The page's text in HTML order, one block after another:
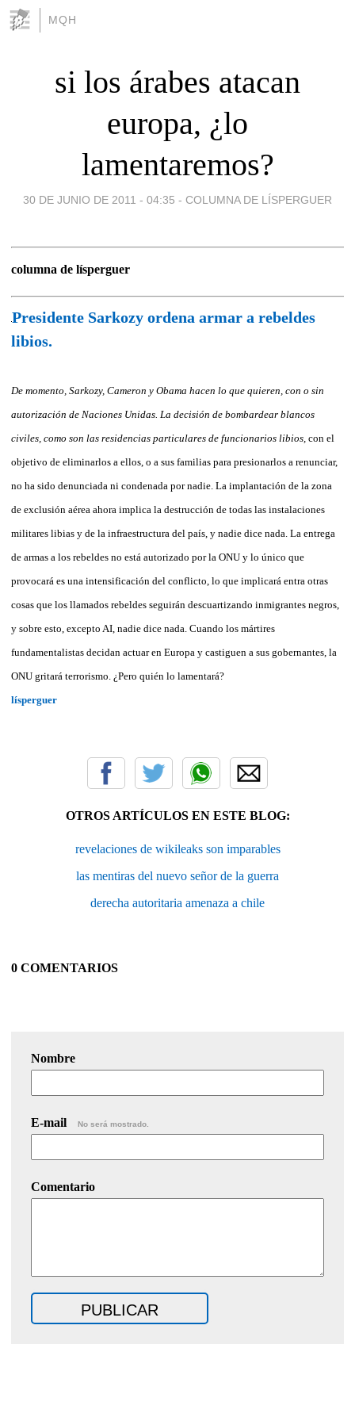
MQH
si los árabes atacan
europa, ¿lo
lamentaremos?
30 DE JUNIO DE 2011 - 04:35 - COLUMNA DE LÍSPERGUER
columna de lísperguer
Presidente Sarkozy ordena armar a rebeldes
libios.
De momento, Sarkozy, Cameron y Obama hacen lo que quieren, con o sin
autorización de Naciones Unidas. La decisión de bombardear blancos
civiles, como son las residencias particulares de funcionarios libios, con el
objetivo de eliminarlos a ellos, o a sus familias para presionarlos a renunciar,
no ha sido denunciada ni condenada por nadie. La implantación de la zona
de exclusión aérea ahora implica la destrucción de todas las instalaciones
militares libias y de la infraestructura del país, y nadie dice nada. La entrega
de armas a los rebeldes no está autorizado por la ONU y lo único que
provocará es una intensificación del conflicto, lo que implicará entra otras
cosas que los llamados rebeldes seguirán descuartizando inmigrantes negros,
y sobre esto, excepto AI, nadie dice nada. Cuando los mártires
fundamentalistas decidan actuar en Europa y castiguen a sus gobernantes, la
ONU gritará terrorismo. ¿Pero quién lo lamentará?
lísperguer
OTROS ARTÍCULOS EN ESTE BLOG:
revelaciones de wikileaks son imparables
las mentiras del nuevo señor de la guerra
derecha autoritaria amenaza a chile
0 COMENTARIOS
Nombre
E-mail No será mostrado.
Comentario